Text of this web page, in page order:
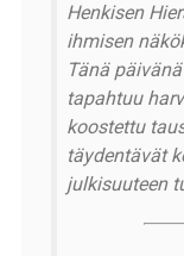
Henkisen
ihmisen
Tänä
tapahtuu
koostettu
täydentävät
julkisuuteen